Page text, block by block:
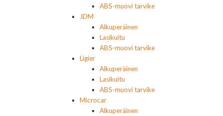
ABS-muovi tarvike
JDM
Alkuperäinen
Lasikuitu
ABS-muovi tarvike
Ligier
Alkuperäinen
Lasikuitu
ABS-muovi tarvike
Microcar
Alkuperäinen